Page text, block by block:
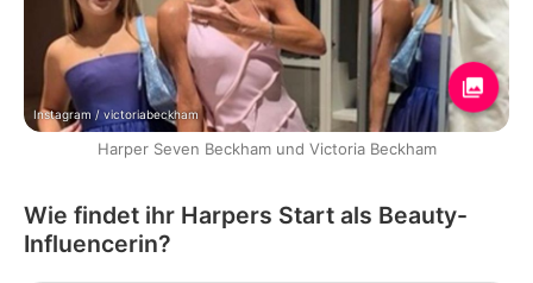
Instagram / victoriabeckham
Harper Seven Beckham und Victoria Beckham
Wie findet ihr Harpers Start als Beauty-
Influencerin?